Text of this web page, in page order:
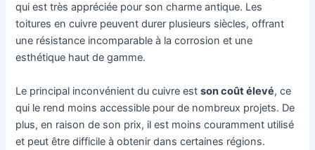
qui est très appréciée pour son charme antique. Les
toitures en cuivre peuvent durer plusieurs siècles, offrant
une résistance incomparable à la corrosion et une
esthétique haut de gamme.
Le principal inconvénient du cuivre estson coût élevé, ce
qui le rend moins accessible pour de nombreux projets. De
plus, en raison de son prix, il est moins couramment utilisé
et peut être difficile à obtenir dans certaines régions.